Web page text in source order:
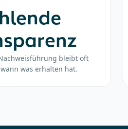
bleibt oft
was erhalten hat.